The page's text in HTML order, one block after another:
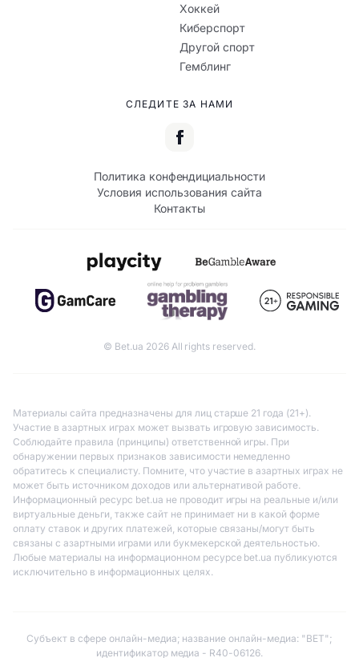
Хоккей
Киберспорт
Другой спорт
Гемблинг
СЛЕДИТЕ ЗА НАМИ
Политика конфендициальности
Условия использования сайта
Контакты
© Bet.ua 2026 All rights reserved.
Материалы сайта предназначены для лиц старше 21 года (21+).
Участие в азартных играх может вызвать игровую зависимость.
Соблюдайте правила (принципы) ответственной игры. При
обнаружении первых признаков зависимости немедленно
обратитесь к специалисту. Помните, что участие в азартных играх не
может быть источником доходов или альтернативой работе.
Информационный ресурс bet.ua не проводит игры на реальные и/или
виртуальные деньги, также сайт не принимает ни в какой форме
оплату ставок и других платежей, которые связаны/могут быть
связаны с азартными играми или букмекерской деятельностью.
Любые материалы на информационном ресурсе bet.ua публикуются
исключительно в информационных целях.
Субъект в сфере онлайн-медиа; название онлайн-медиа: "BET";
идентификатор медиа - R40-06126.